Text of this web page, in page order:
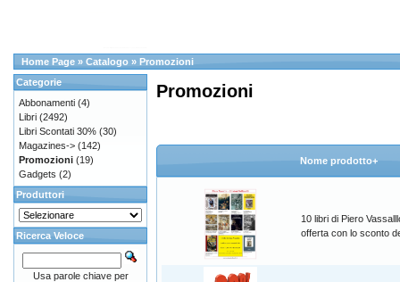
Home Page » Catalogo » Promozioni
Promozioni
Nome prodotto+
10 libri di Piero
offerta con lo sconto
Categorie
Abbonamenti (4)
Libri (2492)
Libri Scontati 30% (30)
Magazines-> (142)
Promozioni (19)
Gadgets (2)
Produttori
Ricerca Veloce
Usa parole chiave per